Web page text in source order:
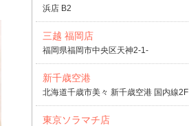
浜店 B2
三越 福岡店
福岡県福岡市中央区天神2-1-
新千歳空港
北海道千歳市美々 新千歳空港 国内線2F
東京ソラマチ店